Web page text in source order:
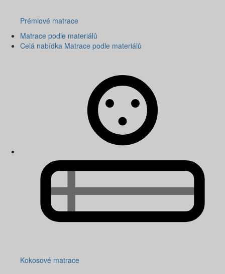
Prémiové matrace
Matrace podle materiálů
Celá nabídka Matrace podle materiálů
Kokosové matrace